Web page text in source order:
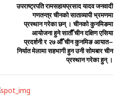
उपराष्ट्रपति रामसहायप्रसाद यादव जनवादी
गणतन्त्र चीनको साताव्यापी भ्रमणमा
प्रस्थान गरेका छन् । चीनको कुनमिङमा
आयोजना हुने सातौँ चीन दक्षिण एसिया
प्रदर्शनी र २७ औँ चीन कुनमिङ आयात–
निर्यात मेलामा सहभागी हुन उनी सोमबार चीन
प्रस्थान गरेका हुन् ।